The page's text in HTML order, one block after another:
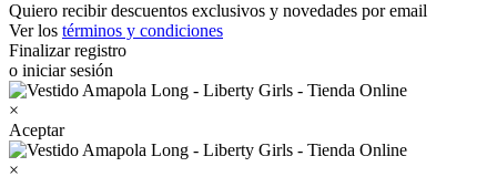
Quiero recibir descuentos exclusivos y novedades por email
Ver los términos y condiciones
Finalizar registro
o iniciar sesión
×
Aceptar
×